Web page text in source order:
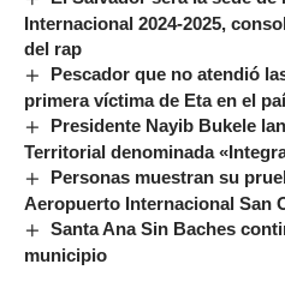
Internacional 2024-2025,
del rap
Pescador que no atendió
primera víctima de Eta en el
Presidente Nayib Bukele
Territorial denominada
Personas muestran su
Aeropuerto Internacional San
Santa Ana Sin Baches
municipio